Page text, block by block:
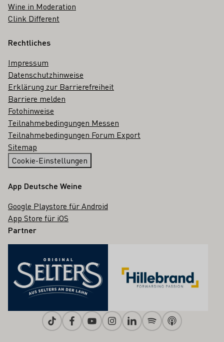
Wine in Moderation
Clink Different
Rechtliches
Impressum
Datenschutzhinweise
Erklärung zur Barrierefreiheit
Barriere melden
Fotohinweise
Teilnahmebedingungen Messen
Teilnahmebedingungen Forum Export
Sitemap
Cookie-Einstellungen
App Deutsche Weine
Google Playstore für Android
App Store für iOS
Partner
TiktokFacebookYoutubeInstagramLinkedinSpotifyApple